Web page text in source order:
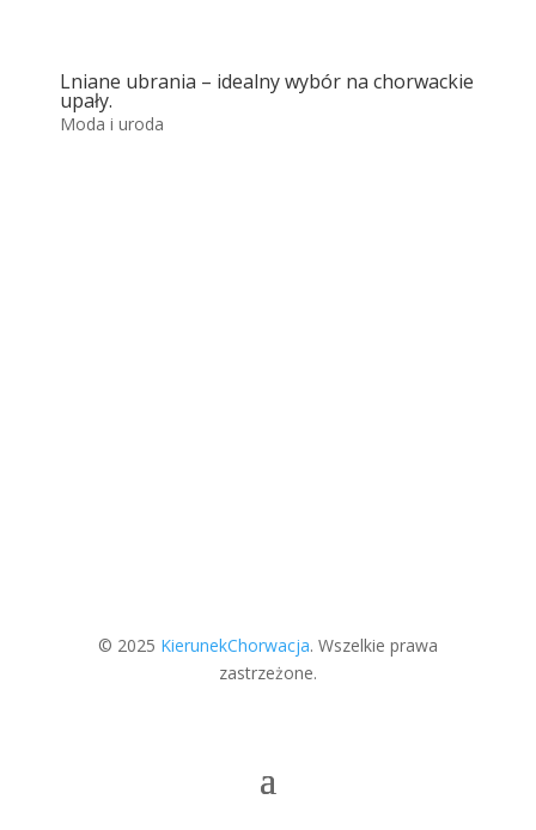
Lniane ubrania – idealny wybór na chorwackie
upały.
Moda i uroda
© 2025 KierunekChorwacja. Wszelkie prawa
zastrzeżone.